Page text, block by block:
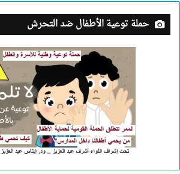
حملة توعية الأطفال ضد التحرش